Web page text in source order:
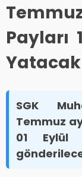
Payları
Yatacak
SGK
Temmuz
01 Eylül